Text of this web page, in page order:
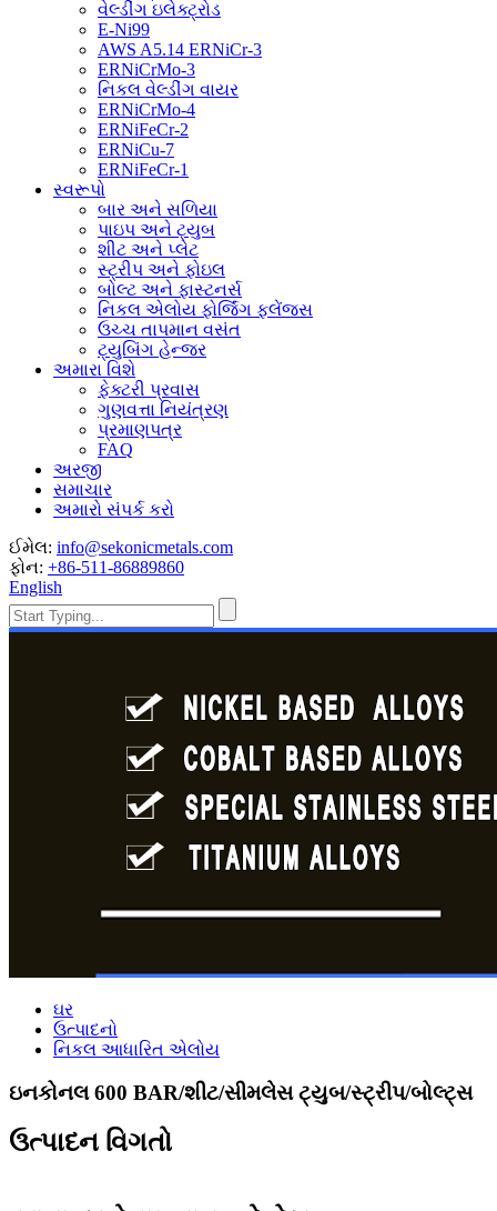
વેલ્ડીંગ ઇલેક્ટ્રોડ
E-Ni99
AWS A5.14 ERNiCr-3
ERNiCrMo-3
નિકલ વેલ્ડીંગ વાયર
ERNiCrMo-4
ERNiFeCr-2
ERNiCu-7
ERNiFeCr-1
સ્વરૂપો
બાર અને સળિયા
પાઇપ અને ટ્યુબ
શીટ અને પ્લેટ
સ્ટ્રીપ અને ફોઇલ
બોલ્ટ અને ફાસ્ટનર્સ
નિકલ એલોય ફોર્જિંગ ફ્લેંજ્સ
ઉચ્ચ તાપમાન વસંત
ટ્યુબિંગ હેન્જર
અમારા વિશે
ફેક્ટરી પ્રવાસ
ગુણવત્તા નિયંત્રણ
પ્રમાણપત્ર
FAQ
અરજી
સમાચાર
અમારો સંપર્ક કરો
ઈમેલ: info@sekonicmetals.com
ફોન: +86-511-86889860
English
ઘર
ઉત્પાદનો
નિકલ આધારિત એલોય
ઇનકોનલ 600 BAR/શીટ/સીમલેસ ટ્યુબ/સ્ટ્રીપ/બોલ્ટ્સ
ઉત્પાદન વિગતો